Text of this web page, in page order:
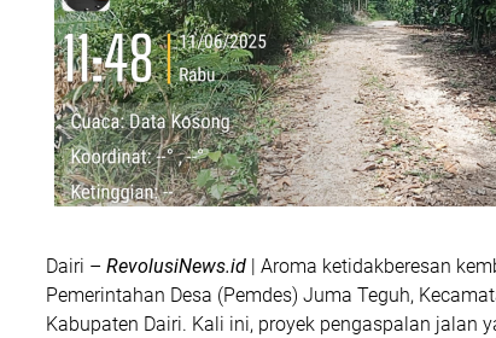
Dairi – RevolusiNews.id | Aroma ketidakberesan
Pemerintahan Desa (Pemdes) Juma Teguh,
Kabupaten Dairi. Kali ini, proyek pengaspalan jalan